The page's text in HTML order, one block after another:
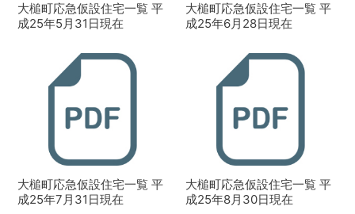
大槌町応急仮設住宅一覧 平
成25年5月31日現在
大槌町応急仮設住宅一覧 平
成25年6月28日現在
大槌町応急仮設住宅一覧 平
成25年7月31日現在
大槌町応急仮設住宅一覧 平
成25年8月30日現在